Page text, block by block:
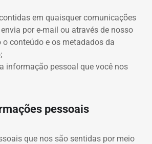
em quaisquer comunicações
por e-mail ou através de nosso
o conteúdo e os metadados da
informação pessoal que você nos
pessoais
que nos são sentidas por meio